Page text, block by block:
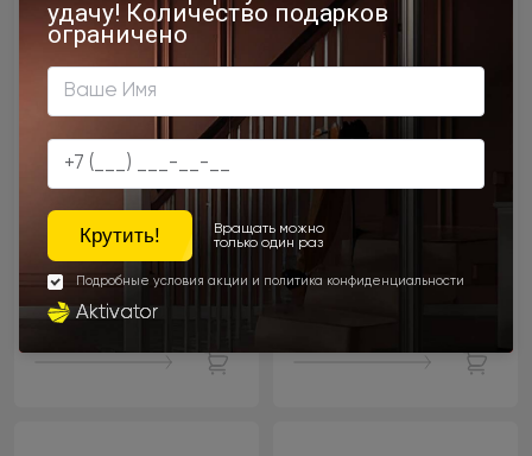
Цена за полотно
24 400 ₽
Цена за полотно